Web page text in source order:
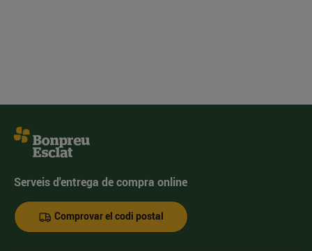
Serveis d'entrega de compra online
Comprovar el codi postal